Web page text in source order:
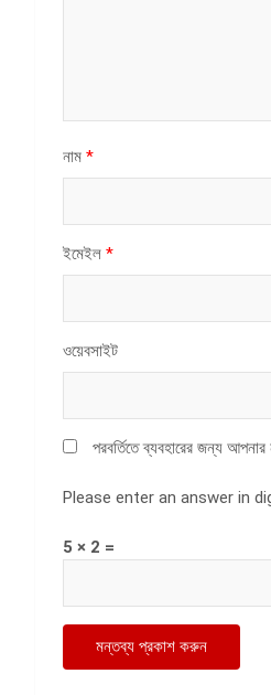
নাম *
ইমেইল *
ওয়েবসাইট
পরবর্তিতে ব্যবহারের জন্য
Please enter an answer in
5 × 2 =